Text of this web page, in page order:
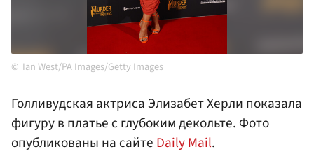
Ian West/PA Images/Getty Images
Голливудская актриса Элизабет Херли показала
фигуру в платье с глубоким декольте. Фото
опубликованы на сайтеDaily Mail.